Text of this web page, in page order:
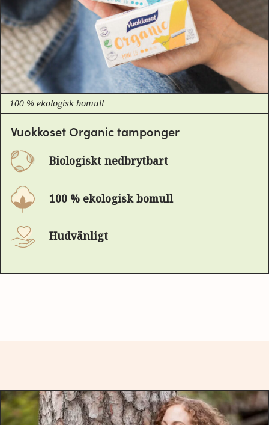
100 % ekologisk bomull
Vuokkoset Organic tamponger
Biologiskt nedbrytbart
100 % ekologisk bomull
Hudvänligt